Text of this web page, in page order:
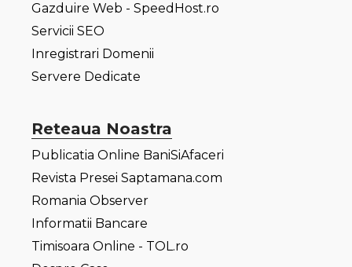
Gazduire Web - SpeedHost.ro
Servicii SEO
Inregistrari Domenii
Servere Dedicate
Reteaua Noastra
Publicatia Online BaniSiAfaceri
Revista Presei Saptamana.com
Romania Observer
Informatii Bancare
Timisoara Online - TOL.ro